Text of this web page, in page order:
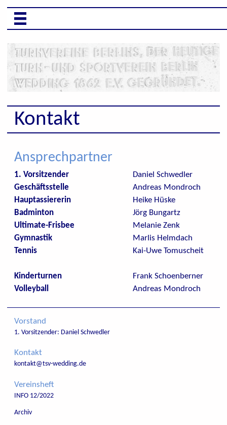
Kontakt
Ansprechpartner
1. Vorsitzender
Daniel Schwedler
Geschäftsstelle
Andreas Mondroch
Hauptassiererin
Heike Hüske
Badminton
Jörg Bungartz
Ultimate-Frisbee
Melanie Zenk
Gymnastik
Marlis Helmdach
Tennis
Kai-Uwe Tomuscheit
Kinderturnen
Frank Schoenberner
Volleyball
Andreas Mondroch
Vorstand
1. Vorsitzender: Daniel Schwedler
Kontakt
kontakt@tsv-wedding.de
Vereinsheft
INFO 12/2022
Archiv